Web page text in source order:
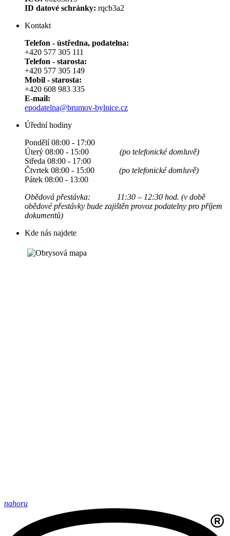
ID datové schránky: rqcb3a2
Kontakt
Telefon - ústředna, podatelna:
+420 577 305 111
Telefon - starosta:
+420 577 305 149
Mobil - starosta:
+420 608 983 335
E-mail:
epodatelna@brumov-bylnice.cz
Úřední hodiny
Pondělí 08:00 - 17:00
Úterý 08:00 - 15:00 (po telefonické domluvě)
Středa 08:00 - 17:00
Čtvrtek 08:00 - 15:00 (po telefonické domluvě)
Pátek 08:00 - 13:00
Obědová přestávka: 11:30 – 12:30 hod. (v době
obědové přestávky bude zajištěn provoz podatelny pro příjem
dokumentů)
Kde nás najdete
nahoru